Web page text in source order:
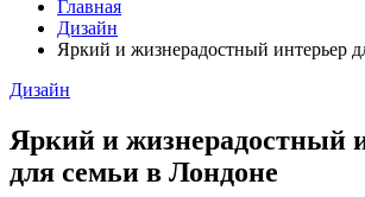
Главная
Дизайн
Яркий и жизнерадостный интерьер
Дизайн
Яркий и жизнерадостный
для семьи в Лондоне